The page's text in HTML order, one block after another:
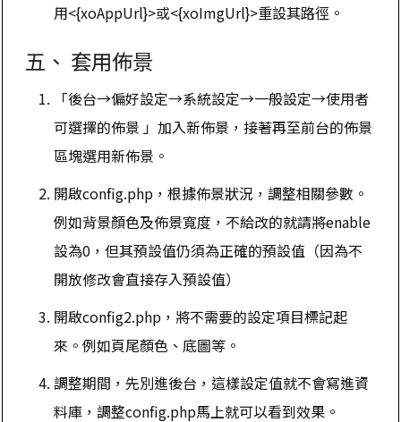
用<{xoAppUrl}>或<{xoImgUrl}>重設其路徑。
五、 套用佈景
「後台→偏好設定→系統設定→一般設定→使用者
可選擇的佈景 」加入新佈景，接著再至前台的佈景
區塊選用新佈景。
開啟config.php，根據佈景狀況，調整相關參數。
例如背景顏色及佈景寬度，不給改的就請將enable
設為0，但其預設值仍須為正確的預設值（因為不
開放修改會直接存入預設值）
開啟config2.php，將不需要的設定項目標記起
來。例如頁尾顏色、底圖等。
調整期間，先別進後台，這樣設定值就不會寫進資
料庫，調整config.php馬上就可以看到效果。